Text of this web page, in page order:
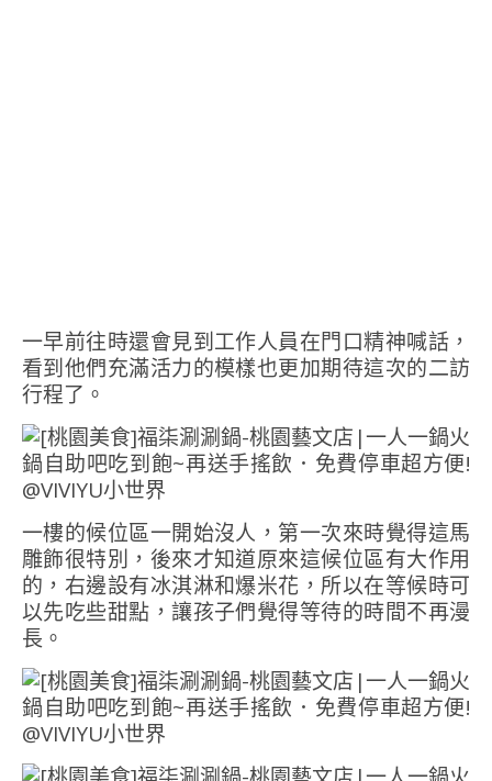
一早前往時還會見到工作人員在門口精神喊話，
看到他們充滿活力的模樣也更加期待這次的二訪
行程了。
一樓的候位區一開始沒人，第一次來時覺得這馬
雕飾很特別，後來才知道原來這候位區有大作用
的，右邊設有冰淇淋和爆米花，所以在等候時可
以先吃些甜點，讓孩子們覺得等待的時間不再漫
長。